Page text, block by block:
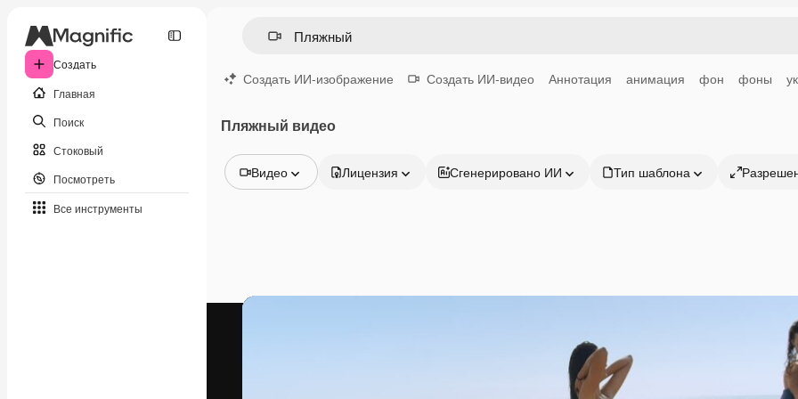
Создать
Главная
Поиск
Стоковый
Посмотреть
Все инструменты
Создать ИИ-изображение Создать ИИ-видео Аннотация анимация фон фоны
Пляжный видео
Видео
Видео
Лицензия Сгенерировано ИИ Тип шаблона
Продукция